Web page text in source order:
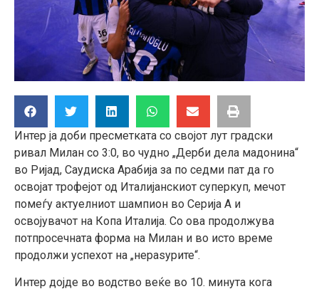
Интер ја доби пресметката со својот лут градски
ривал Милан со 3:0, во чудно „Дерби дела мадонина“
во Ријад, Саудиска Арабија за по седми пат да го
освојат трофејот од Италијанскиот суперкуп, мечот
помеѓу актуелниот шампион во Серија А и
освојувачот на Копа Италија. Со ова продолжува
потпросечната форма на Милан и во исто време
продолжи успехот на „нераѕурите“.
Интер дојде во водство веќе во 10. минута кога